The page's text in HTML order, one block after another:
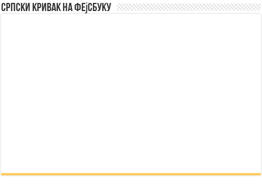
Српски Кривак на Фејсбуку